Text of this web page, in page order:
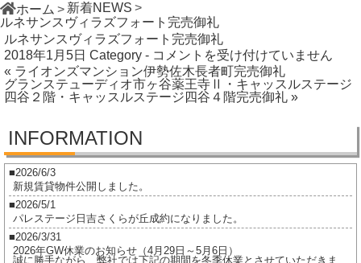
ホーム
新着NEWS
ルネサンスヴィラズフォート完売御礼
ルネサンスヴィラズフォート完売御礼
2018年1月5日 Category - ル
ネ
サ
ヴ
フ
ォ
コメントを受け付けていません
« ライオンズマンション伊勢佐木長者町完売御礼
グランステューディオ市ヶ谷薬王寺Ⅱ・キャッスルステージ
四谷２階・キャッスルステージ四谷４階完売御礼 »
INFORMATION
2026/6/3
新規賃貸物件公開しました。
2026/5/1
パレステージ日吉さくらが丘成約になりました。
2026/3/31
2026年GW休業のお知らせ（4月29日～5月6日）
誠に勝手ながら、弊社では下記の期間を冬季休業とさせていただきま